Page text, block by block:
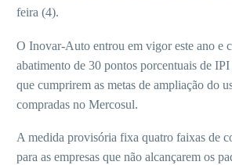
feira (4).
O Inovar-Auto entrou em vigor este ano e
abatimento de 30 pontos porcentuais de IPI
que cumprirem as metas de ampliação do
compradas no Mercosul.
A medida provisória fixa quatro faixas de
para as empresas que não alcançarem os